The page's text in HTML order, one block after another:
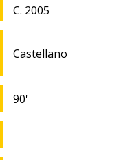
C. 2005
Castellano
90'